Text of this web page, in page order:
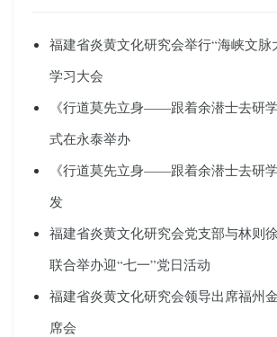
福建省炎黄文化研究会举行“海峡文脉
学习大会
《行道莫先立身——跟着余潜士去研
式在永泰举办
《行道莫先立身——跟着余潜士去研
发
福建省炎黄文化研究会党支部与林则
联合举办迎“七一”党日活动
福建省炎黄文化研究会领导出席福州
席会